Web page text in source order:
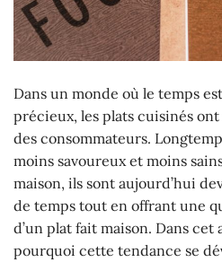
Dans un monde où le temps
précieux, les plats cuisinés
des consommateurs.
moins savoureux et moins
maison, ils sont aujourd’hui
de temps tout en offrant une
d’un plat fait maison. Dans
pourquoi cette tendance se